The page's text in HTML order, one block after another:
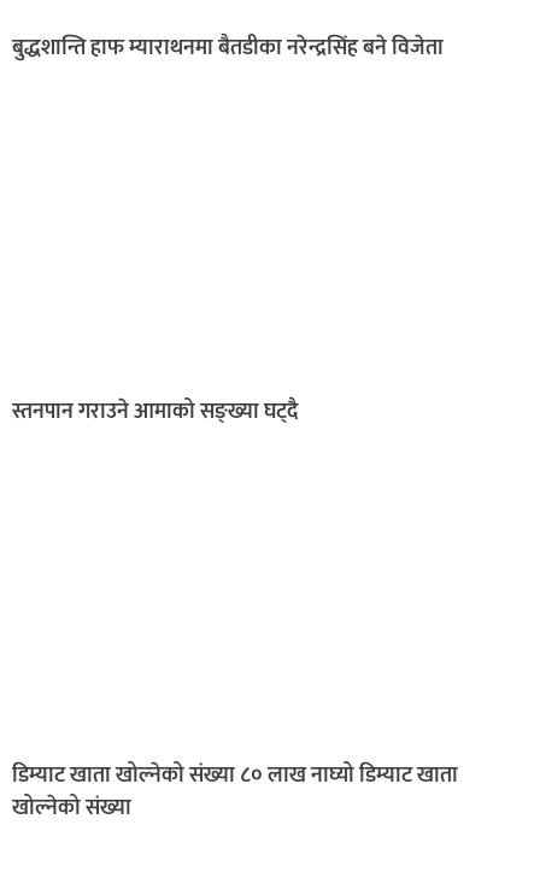
बुद्धशान्ति हाफ म्याराथनमा बैतडीका नरेन्द्रसिंह बने विजेता
स्तनपान गराउने आमाको सङ्ख्या घट्दै
डिम्याट खाता खोल्नेको संख्या ८० लाख नाघ्यो डिम्याट खाता
खोल्नेको संख्या